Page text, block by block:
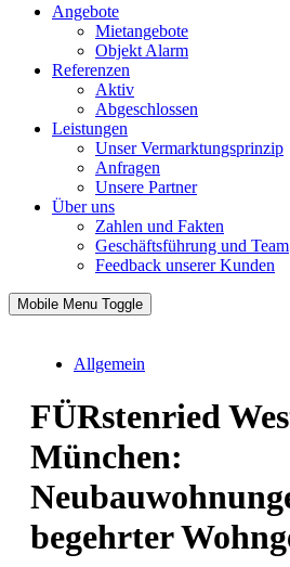
Angebote
Mietangebote
Objekt Alarm
Referenzen
Aktiv
Abgeschlossen
Leistungen
Unser Vermarktungsprinzip
Anfragen
Unsere Partner
Über uns
Zahlen und Fakten
Geschäftsführung und Team
Feedback unserer Kunden
Mobile Menu Toggle
Allgemein
FÜRstenried
München:
begehrter